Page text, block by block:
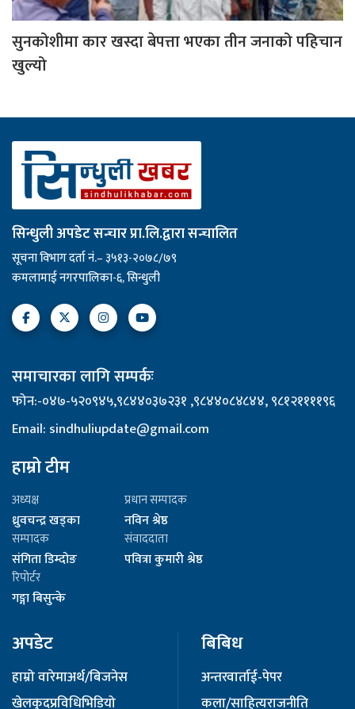
सुनकोशीमा कार खस्दा बेपत्ता भएका तीन जनाको पहिचान
खुल्यो
सिन्धुली अपडेट सन्चार प्रा.लि.द्वारा सन्चालित
सूचना विभाग दर्ता नं.– ३५१३-२०७८/७९
कमलामाई नगरपालिका-६, सिन्धुली
समाचारका लागि सम्पर्कः
फोन:-०४७-५२०९४५,९८४४०३७२३१ ,९८४४०८४८४४, ९८१२११११९६
Email: sindhuliupdate@gmail.com
हाम्रो टीम
अध्यक्ष
ध्रुवचन्द्र खड्का
प्रधान सम्पादक
नविन श्रेष्ठ
सम्पादक
संगिता डिम्दोङ
संवाददाता
पवित्रा कुमारी श्रेष्ठ
रिपोर्टर
गङ्गा बिसुन्के
अपडेट
हाम्रो वारेमाअर्थ/बिजनेस
खेलकुदप्रविधिभिडियो
बिबिध
अन्तरवार्ताई-पेपर
कला/साहित्यराजनीति